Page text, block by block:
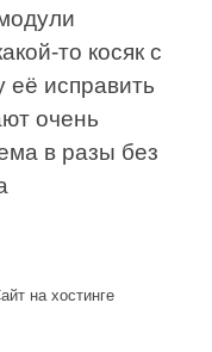
то косяк с
её исправить
очень
в разы без
на хостинге